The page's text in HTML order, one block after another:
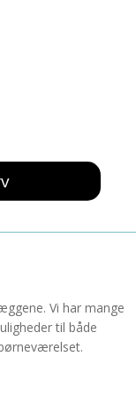
kr..
Vi har mange
til både